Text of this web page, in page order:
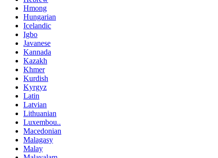
Hmong
Hungarian
Icelandic
Igbo
Javanese
Kannada
Kazakh
Khmer
Kurdish
Kyrgyz
Latin
Latvian
Lithuanian
Luxembou..
Macedonian
Malagasy
Malay